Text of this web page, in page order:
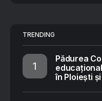
TRENDING
Pădurea
în Ploiești